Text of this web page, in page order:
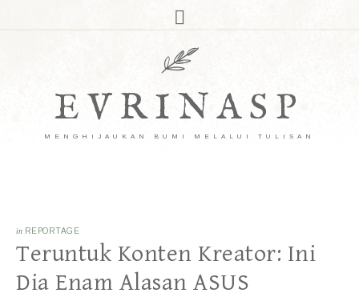
EVRINASP
MENGHIJAUKAN BUMI MELALUI TULISAN
in REPORTAGE
Teruntuk Konten Kreator: Ini
Dia Enam Alasan ASUS